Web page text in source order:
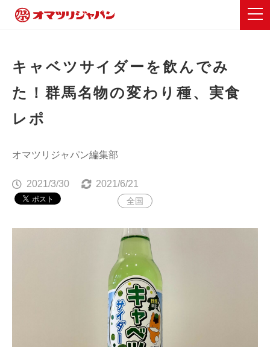
キャベツサイダーを飲んでみ
た！群馬名物の変わり種、実食
レポ
オマツリジャパン編集部
2021/3/30 2021/6/21
全国